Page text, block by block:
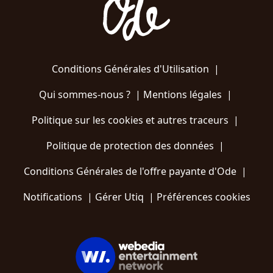
Conditions Générales d'Utilisation |
Qui sommes-nous ?| Mentions légales |
Politique sur les cookies et autres traceurs |
Politique de protection des données |
Conditions Générales de l'offre payante d'Ode |
Notifications | Gérer Utiq | Préférences cookies